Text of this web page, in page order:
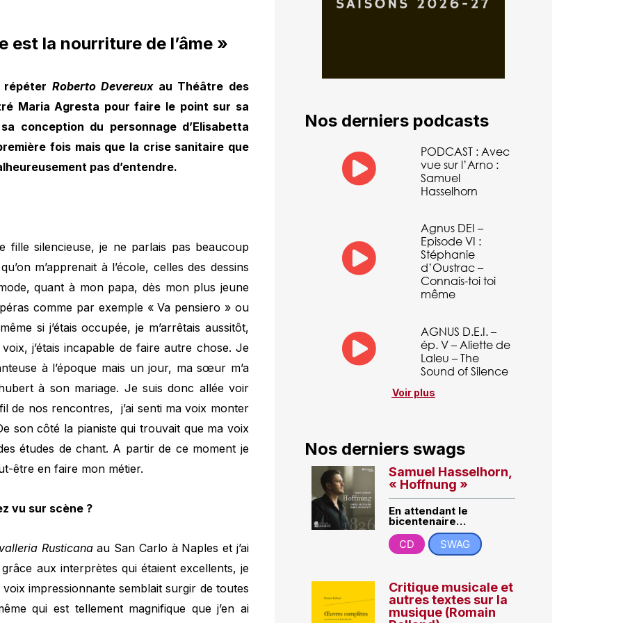
est la nourriture de l’âme »
répéter Roberto Devereuxau Théâtre des
Maria Agresta pour faire le point sur sa
conception du personnage d’Elisabetta
fois mais que la crise sanitaire que
pas d’entendre.
fille silencieuse, je ne parlais pas beaucoup
m’apprenait à l’école, celles des dessins
quant à mon papa, dès mon plus jeune
comme par exemple « Va pensiero » ou
si j’étais occupée, je m’arrêtais aussitôt,
j’étais incapable de faire autre chose. Je
à l’époque mais un jour, ma sœur m’a
à son mariage. Je suis donc allée voir
de nos rencontres, j’ai senti ma voix monter
son côté la pianiste qui trouvait que ma voix
études de chant. A partir de ce moment je
être en faire mon métier.
vu sur scène ?
Rusticanaau San Carlo à Naples et j’ai
aux interprètes qui étaient excellents, je
impressionnante semblait surgir de toutes
qui est tellement magnifique que j’en ai
Nos derniers podcasts
PODCAST : Avec
vue sur l’Arno :
Samuel
Hasselhorn
Agnus DEI –
Episode VI :
Stéphanie
d’Oustrac –
Connais-toi toi
même
AGNUS D.E.I. –
ép. V – Aliette de
Laleu – The
Sound of Silence
Voir plus
Nos derniers swags
Samuel Hasselhorn,
« Hoffnung »
En attendant le
bicentenaire…
CD
SWAG
Critique musicale et
autres textes sur la
musique (Romain